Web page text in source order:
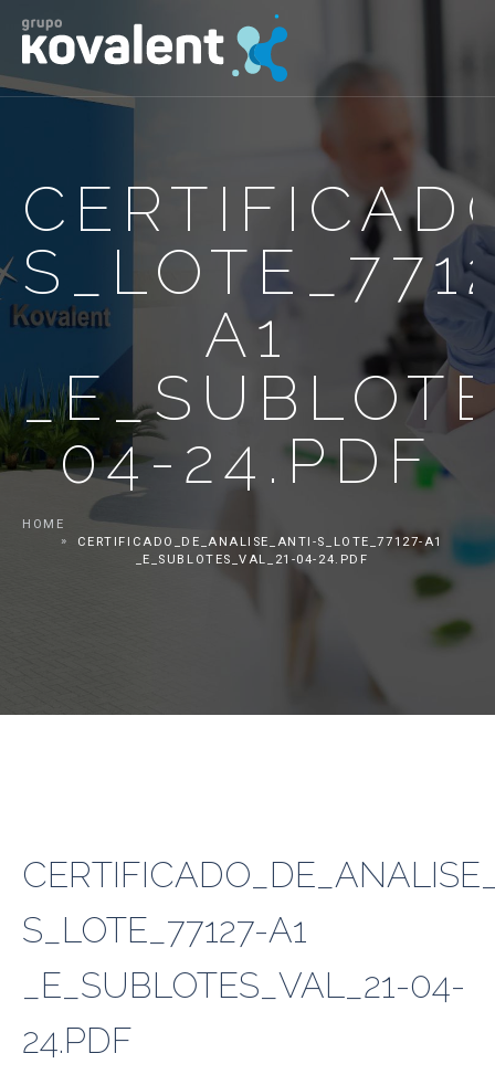
A1
04-24.PDF
HOME
CERTIFICADO_DE_ANALISE_ANTI-S_LOTE_77127-A1
_E_SUBLOTES_VAL_21-04-24.PDF
S_LOTE_77127-A1
_E_SUBLOTES_VAL_21-04-
24.PDF